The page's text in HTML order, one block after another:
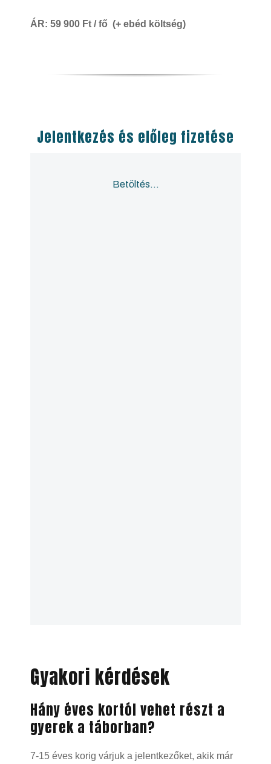
ÁR: 59 900 Ft / fő (+ ebéd költség)
Jelentkezés és előleg fizetése
Gyakori kérdések
Hány éves kortól vehet részt a
gyerek a táborban?
7-15 éves korig várjuk a jelentkezőket, akik már